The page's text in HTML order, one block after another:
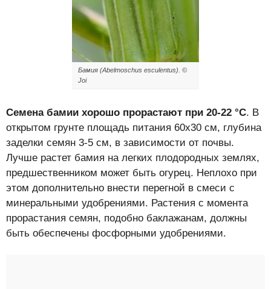
Бамия (Abelmoschus esculentus). ©
Joi
Семена бамии хорошо прорастают при 20-22 °C. В
открытом грунте площадь питания 60х30 см, глубина
заделки семян 3-5 см, в зависимости от почвы.
Лучше растет бамия на легких плодородных землях,
предшественником может быть огурец. Неплохо при
этом дополнительно внести перегной в смеси с
минеральными удобрениями. Растения с момента
прорастания семян, подобно баклажанам, должны
быть обеспечены фосфорными удобрениями.